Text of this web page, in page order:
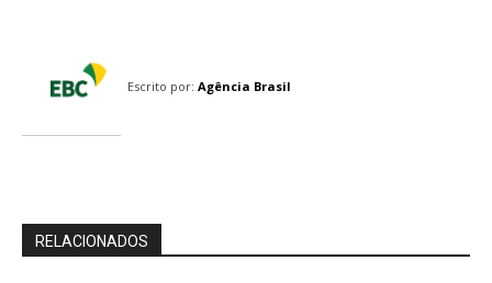
Escrito por: Agência Brasil
RELACIONADOS